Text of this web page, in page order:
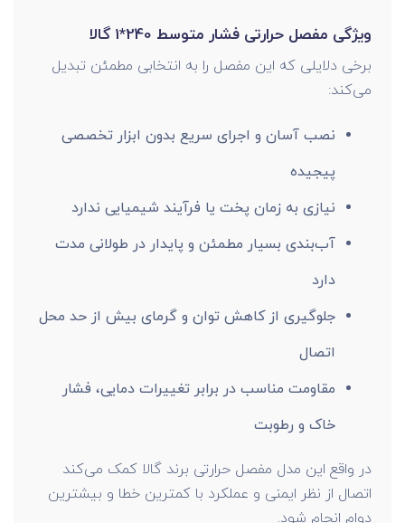
ویژگی مفصل حرارتی فشار متوسط 240*1 گالا
برخی دلایلی که این مفصل را به انتخابی مطمئن تبدیل
می‌کند:
نصب آسان و اجرای سریع بدون ابزار تخصصی
پیجیده
نیازی به زمان پخت یا فرآیند شیمیایی ندارد
آب‌بندی بسیار مطمئن و پایدار در طولانی مدت
دارد
جلوگیری از کاهش توان و گرمای بیش از حد محل
اتصال
مقاومت مناسب در برابر تغییرات دمایی، فشار
خاک و رطوبت
در واقع این مدل مفصل حرارتی برند گالا کمک می‌کند
اتصال از نظر ایمنی و عملکرد با کمترین خطا و بیشترین
دوام انجام شود.